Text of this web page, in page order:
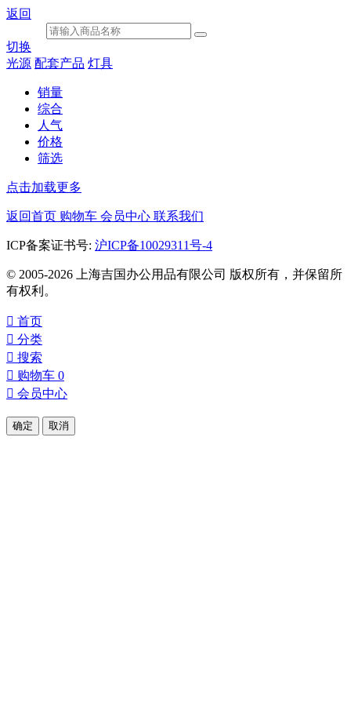
返回
切换
光源 配套产品 灯具
销量
综合
人气
价格
筛选
点击加载更多
返回首页 购物车 会员中心 联系我们
ICP备案证书号: 沪ICP备10029311号-4
© 2005-2026 上海吉国办公用品有限公司 版权所有，并保留所
有权利。
 首页
 分类
 搜索
 购物车 0
 会员中心
确定 取消